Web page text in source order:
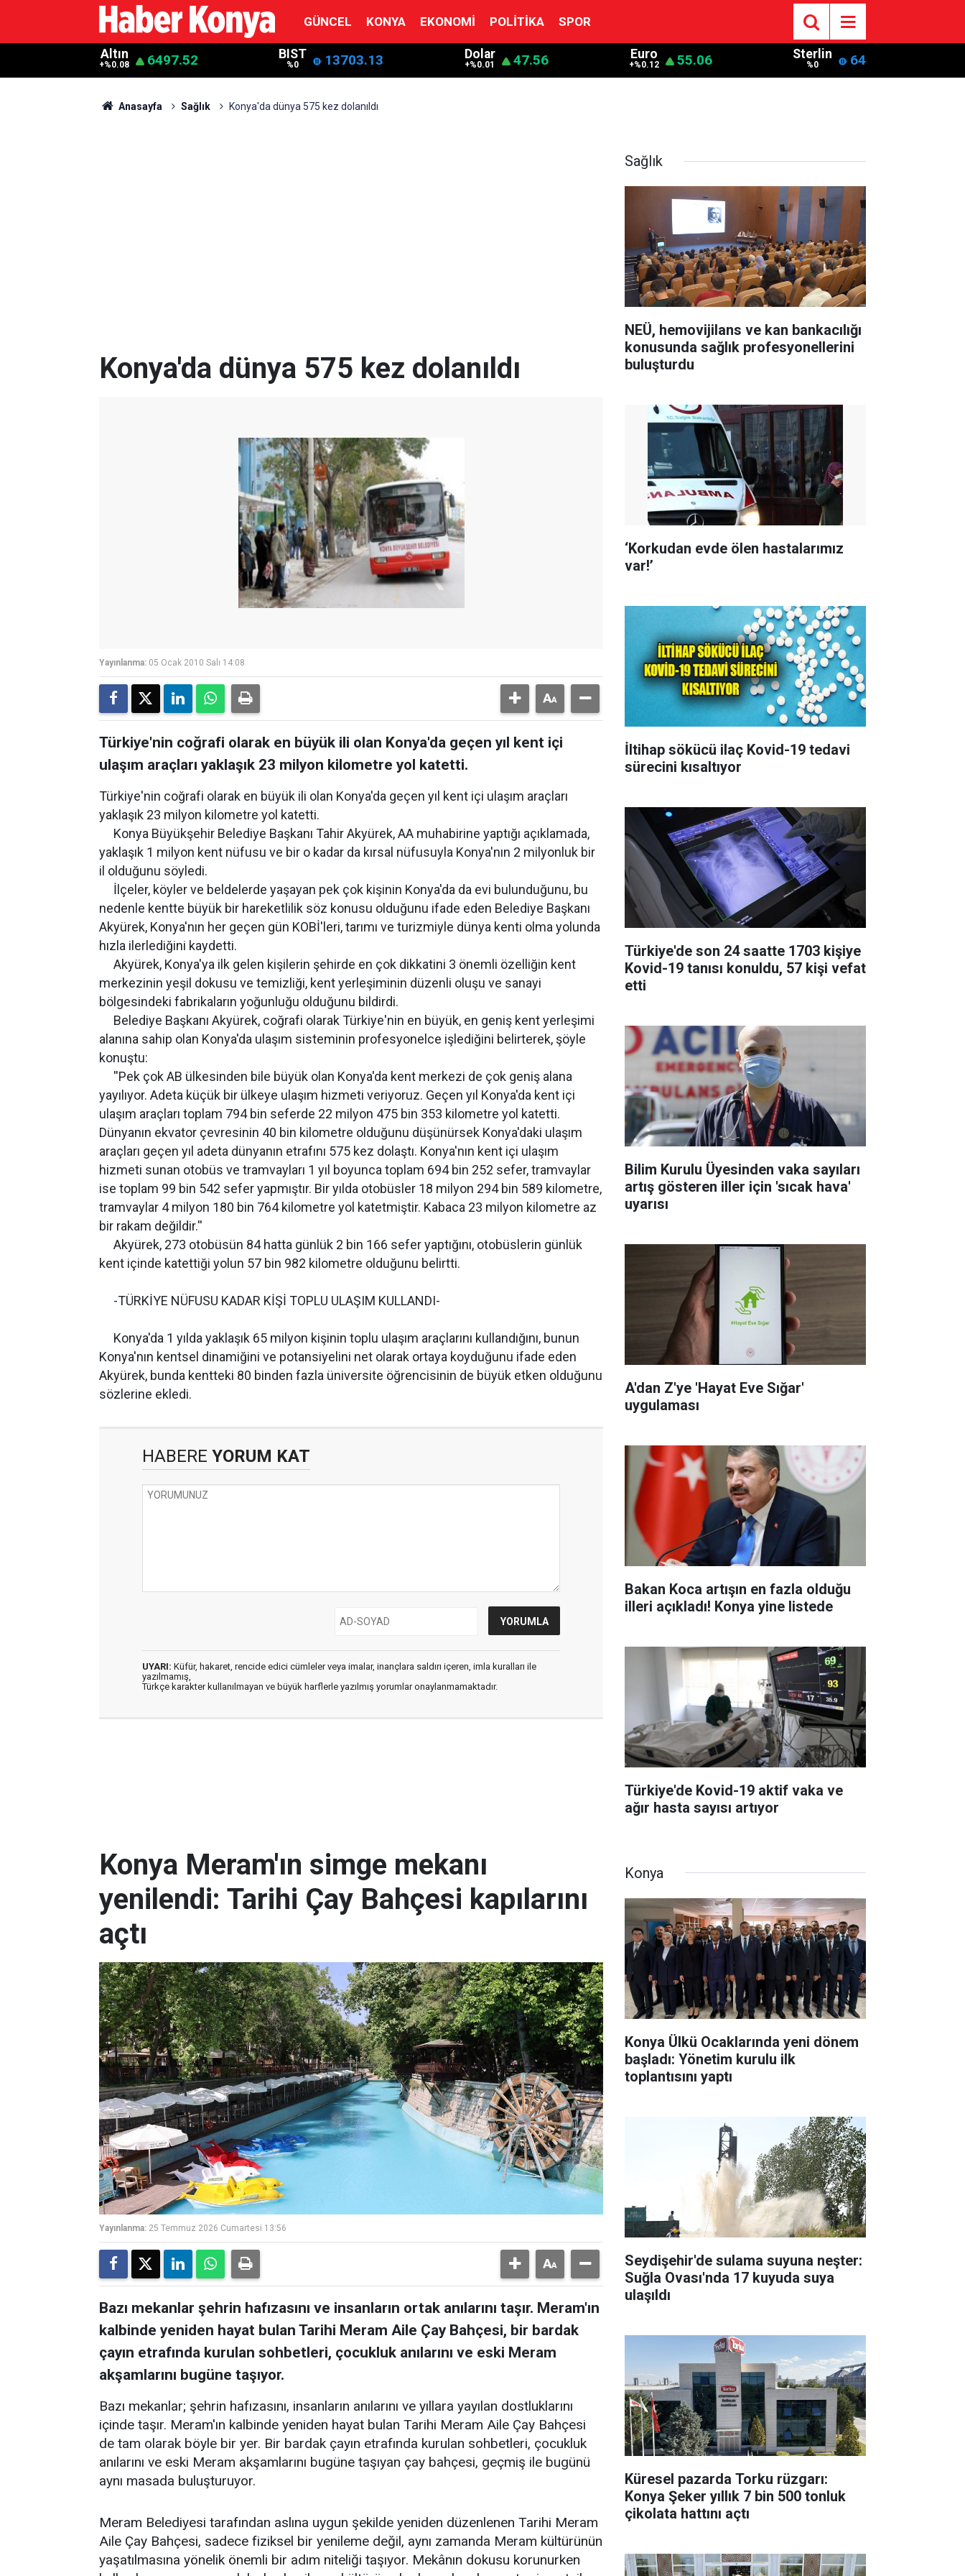
GÜNCEL KONYA EKONOMI POLITIKA SPOR
Altın
+%0.08 6497.52 BIST
%0 13703.13 Dolar
+%0.01 47.56 Euro
+%0.12 55.06 Sterlin
%0 64
Anasayfa Sağlık Konya'da dünya 575 kez dolanıldı
Konya'da dünya 575 kez dolanıldı
Yayınlanma: 05 Ocak 2010 Salı 14:08
Türkiye'nin coğrafi olarak en büyük ili olan Konya'da geçen yıl kent içi
ulaşım araçları yaklaşık 23 milyon kilometre yol katetti.
Türkiye'nin coğrafi olarak en büyük ili olan Konya'da geçen yıl kent içi ulaşım araçları
yaklaşık 23 milyon kilometre yol katetti.
Konya Büyükşehir Belediye Başkanı Tahir Akyürek, AA muhabirine yaptığı açıklamada,
yaklaşık 1 milyon kent nüfusu ve bir o kadar da kırsal nüfusuyla Konya'nın 2 milyonluk bir
il olduğunu söyledi.
İlçeler, köyler ve beldelerde yaşayan pek çok kişinin Konya'da da evi bulunduğunu, bu
nedenle kentte büyük bir hareketlilik söz konusu olduğunu ifade eden Belediye Başkanı
Akyürek, Konya'nın her geçen gün KOBİ'leri, tarımı ve turizmiyle dünya kenti olma yolunda
hızla ilerlediğini kaydetti.
Akyürek, Konya'ya ilk gelen kişilerin şehirde en çok dikkatini 3 önemli özelliğin kent
merkezinin yeşil dokusu ve temizliği, kent yerleşiminin düzenli oluşu ve sanayi
bölgesindeki fabrikaların yoğunluğu olduğunu bildirdi.
Belediye Başkanı Akyürek, coğrafi olarak Türkiye'nin en büyük, en geniş kent yerleşimi
alanına sahip olan Konya'da ulaşım sisteminin profesyonelce işlediğini belirterek, şöyle
konuştu:
''Pek çok AB ülkesinden bile büyük olan Konya'da kent merkezi de çok geniş alana
yayılıyor. Adeta küçük bir ülkeye ulaşım hizmeti veriyoruz. Geçen yıl Konya'da kent içi
ulaşım araçları toplam 794 bin seferde 22 milyon 475 bin 353 kilometre yol katetti.
Dünyanın ekvator çevresinin 40 bin kilometre olduğunu düşünürsek Konya'daki ulaşım
araçları geçen yıl adeta dünyanın etrafını 575 kez dolaştı. Konya'nın kent içi ulaşım
hizmeti sunan otobüs ve tramvayları 1 yıl boyunca toplam 694 bin 252 sefer, tramvaylar
ise toplam 99 bin 542 sefer yapmıştır. Bir yılda otobüsler 18 milyon 294 bin 589 kilometre,
tramvaylar 4 milyon 180 bin 764 kilometre yol katetmiştir. Kabaca 23 milyon kilometre az
bir rakam değildir.''
Akyürek, 273 otobüsün 84 hatta günlük 2 bin 166 sefer yaptığını, otobüslerin günlük
kent içinde katettiği yolun 57 bin 982 kilometre olduğunu belirtti.
-TÜRKİYE NÜFUSU KADAR KİŞİ TOPLU ULAŞIM KULLANDI-
Konya'da 1 yılda yaklaşık 65 milyon kişinin toplu ulaşım araçlarını kullandığını, bunun
Konya'nın kentsel dinamiğini ve potansiyelini net olarak ortaya koyduğunu ifade eden
Akyürek, bunda kentteki 80 binden fazla üniversite öğrencisinin de büyük etken olduğunu
sözlerine ekledi.
HABERE YORUM KAT
UYARI: Küfür, hakaret, rencide edici cümleler veya imalar, inançlara saldırı içeren, imla kuralları ile
yazılmamış,
Türkçe karakter kullanılmayan ve büyük harflerle yazılmış yorumlar onaylanmamaktadır.
Sağlık
NEÜ, hemovijilans ve kan bankacılığı
konusunda sağlık profesyonellerini
buluşturdu
‘Korkudan evde ölen hastalarımız
var!’
İltihap sökücü ilaç Kovid-19 tedavi
sürecini kısaltıyor
Türkiye'de son 24 saatte 1703 kişiye
Kovid-19 tanısı konuldu, 57 kişi vefat
etti
Bilim Kurulu Üyesinden vaka sayıları
artış gösteren iller için 'sıcak hava'
uyarısı
A'dan Z'ye 'Hayat Eve Sığar'
uygulaması
Bakan Koca artışın en fazla olduğu
illeri açıkladı! Konya yine listede
Türkiye'de Kovid-19 aktif vaka ve
ağır hasta sayısı artıyor
Konya Meram'ın simge mekanı
yenilendi: Tarihi Çay Bahçesi kapılarını
açtı
Yayınlanma: 25 Temmuz 2026 Cumartesi 13:56
Bazı mekanlar şehrin hafızasını ve insanların ortak anılarını taşır. Meram'ın
kalbinde yeniden hayat bulan Tarihi Meram Aile Çay Bahçesi, bir bardak
çayın etrafında kurulan sohbetleri, çocukluk anılarını ve eski Meram
akşamlarını bugüne taşıyor.
Bazı mekanlar; şehrin hafızasını, insanların anılarını ve yıllara yayılan dostluklarını
içinde taşır. Meram'ın kalbinde yeniden hayat bulan Tarihi Meram Aile Çay Bahçesi
de tam olarak böyle bir yer. Bir bardak çayın etrafında kurulan sohbetleri, çocukluk
anılarını ve eski Meram akşamlarını bugüne taşıyan çay bahçesi, geçmiş ile bugünü
aynı masada buluşturuyor.
Meram Belediyesi tarafından aslına uygun şekilde yeniden düzenlenen Tarihi Meram
Aile Çay Bahçesi, sadece fiziksel bir yenileme değil, aynı zamanda Meram kültürünün
yaşatılmasına yönelik önemli bir adım niteliği taşıyor. Mekânın dokusu korunurken
Konya
Konya Ülkü Ocaklarında yeni dönem
başladı: Yönetim kurulu ilk
toplantısını yaptı
Seydişehir'de sulama suyuna neşter:
Suğla Ovası'nda 17 kuyuda suya
ulaşıldı
Küresel pazarda Torku rüzgarı:
Konya Şeker yıllık 7 bin 500 tonluk
çikolata hattını açtı